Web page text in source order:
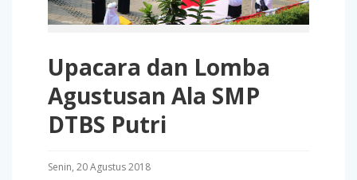
Upacara dan Lomba
Agustusan Ala SMP
DTBS Putri
Senin, 20 Agustus 2018